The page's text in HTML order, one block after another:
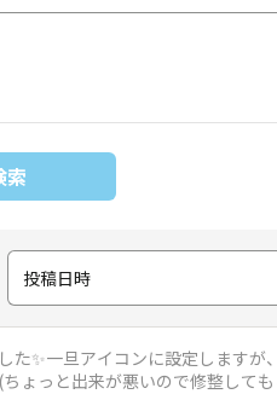
索
投稿日時
✨️一旦アイコンに設定します
っと出来が悪いので修整して